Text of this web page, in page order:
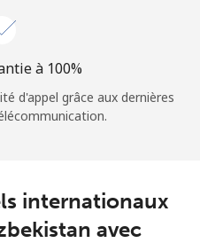
à 100%
d'appel grâce aux dernières
internationaux
avec